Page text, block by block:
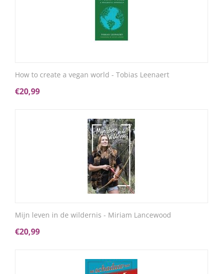
How to create a vegan world - Tobias Leenaert
€20,99
Mijn leven in de wildernis - Miriam Lancewood
€20,99